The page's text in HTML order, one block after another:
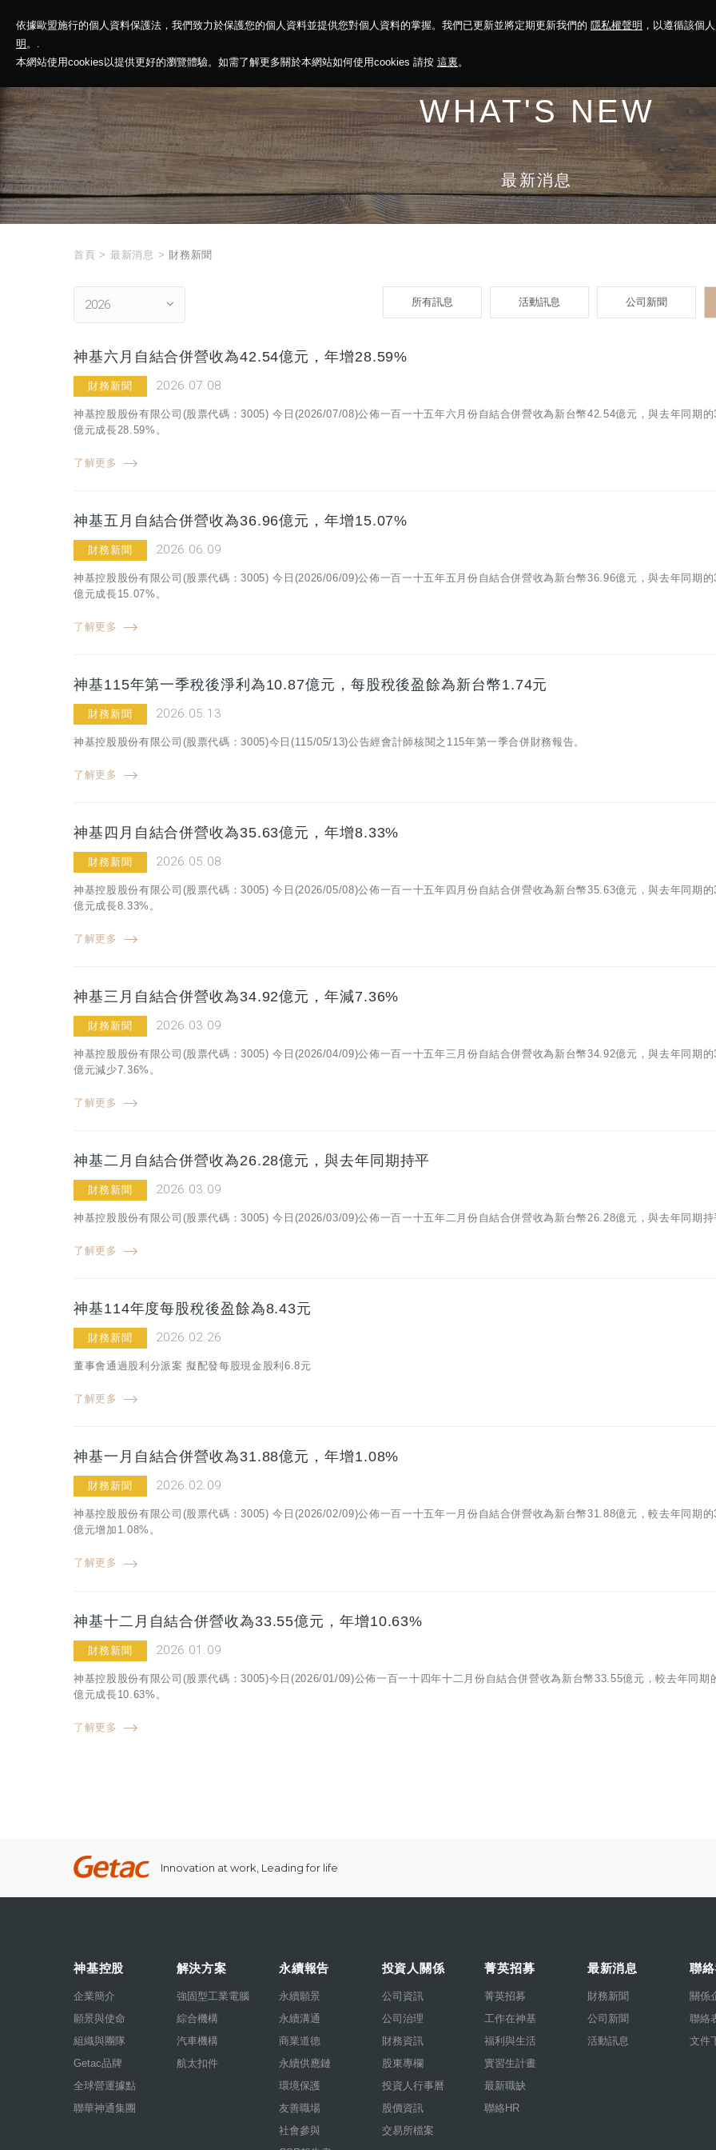
依據歐盟施行的個人資料保護法，我們致力於保護您的個人資料並提供您對個人資料的掌握。我們已更新並將定期更新我們的 隱私權聲明 ，以遵循該個
明 。.
本網站使用cookies以提供更好的瀏覽體驗。如需了解更多關於本網站如何使用cookies 請按 這裏。
神基投控 解決方案 永續報告 投資人關係 菁英招募 最新消息
WHAT'S NEW
最新消息
首頁 > 最新消息 > 財務新聞
2026 所有訊息 活動訊息 公司新聞
神基六月自結合併營收為42.54億元，年增28.59%
財務新聞 2026.07.08
神基控股股份有限公司(股票代碼：3005) 今日(2026/07/08)公佈一百一十五年六月份自結合併營收為新台幣42.54億元，與去年同期
億元成長28.59%。
了解更多
神基五月自結合併營收為36.96億元，年增15.07%
財務新聞 2026.06.09
神基控股股份有限公司(股票代碼：3005) 今日(2026/06/09)公佈一百一十五年五月份自結合併營收為新台幣36.96億元，與去年同期
億元成長15.07%。
了解更多
神基115年第一季稅後淨利為10.87億元，每股稅後盈餘為新台幣1.74元
財務新聞 2026.05.13
神基控股股份有限公司(股票代碼：3005)今日(115/05/13)公告經會計師核閱之115年第一季合併財務報告。
了解更多
神基四月自結合併營收為35.63億元，年增8.33%
財務新聞 2026.05.08
神基控股股份有限公司(股票代碼：3005) 今日(2026/05/08)公佈一百一十五年四月份自結合併營收為新台幣35.63億元，與去年同期
億元成長8.33%。
了解更多
神基三月自結合併營收為34.92億元，年減7.36%
財務新聞 2026.03.09
神基控股股份有限公司(股票代碼：3005) 今日(2026/04/09)公佈一百一十五年三月份自結合併營收為新台幣34.92億元，與去年同期
億元減少7.36%。
了解更多
神基二月自結合併營收為26.28億元，與去年同期持平
財務新聞 2026.03.09
神基控股股份有限公司(股票代碼：3005) 今日(2026/03/09)公佈一百一十五年二月份自結合併營收為新台幣26.28億元，與去年同期持
了解更多
神基114年度每股稅後盈餘為8.43元
財務新聞 2026.02.26
董事會通過股利分派案 擬配發每股現金股利6.8元
了解更多
神基一月自結合併營收為31.88億元，年增1.08%
財務新聞 2026.02.09
神基控股股份有限公司(股票代碼：3005) 今日(2026/02/09)公佈一百一十五年一月份自結合併營收為新台幣31.88億元，較去年同期
億元增加1.08%。
了解更多
神基十二月自結合併營收為33.55億元，年增10.63%
財務新聞 2026.01.09
神基控股股份有限公司(股票代碼：3005)今日(2026/01/09)公佈一百一十四年十二月份自結合併營收為新台幣33.55億元，較去年同期
億元成長10.63%。
了解更多
Innovation at work, Leading for life
神基控股
企業簡介
願景與使命
組織與團隊
Getac品牌
全球營運據點
聯華神通集團
解決方案
強固型工業電腦
綜合機構
汽車機構
航太扣件
永續報告
永續願景
永續溝通
商業道德
永續供應鏈
環境保護
友善職場
社會參與
投資人關係
公司資訊
公司治理
財務資訊
股東專欄
投資人行事曆
股價資訊
交易所檔案
菁英招募
菁英招募
工作在神基
福利與生活
實習生計畫
最新職缺
聯絡HR
最新消息
財務新聞
公司新聞
活動訊息
聯
關係
聯絡
文件